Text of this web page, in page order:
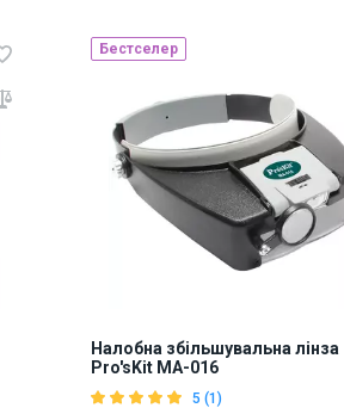
Наявність на складі: Львів
Дніпро
Київ
868057
Бестселер
Налобна збільшувальна лінза
Pro'sKit MA-016
5 (1)